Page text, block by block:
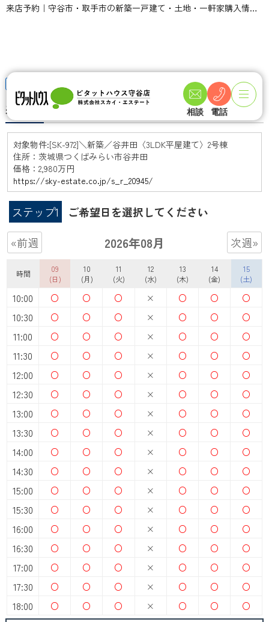
来店予約｜守谷市・取手市の新築一戸建て・土地・一軒家購入情報ならピタットハウス守谷店 スカイ・エステート
相談 電話
来店予約
対象物件:[SK-972]＼新築／谷井田〈3LDK平屋建て〉2号棟
住所：茨城県つくばみらい市谷井田
価格：2,980万円
https://sky-estate.co.jp/s_r_20945/
ステップ1
ご希望日を選択してください
«前週
2026年08月 次週»
時間
10:00
10:30
11:00
11:30
12:00
12:30
13:00
13:30
14:00
14:30
15:00
15:30
16:00
16:30
17:00
17:30
18:00
09
(日)
○
○
○
○
○
○
○
○
○
○
○
○
○
○
○
○
○
10
(月)
○
○
○
○
○
○
○
○
○
○
○
○
○
○
○
○
○
11
(火)
○
○
○
○
○
○
○
○
○
○
○
○
○
○
○
○
○
12
(水)
×
×
×
×
×
×
×
×
×
×
×
×
×
×
×
×
×
13
(木)
○
○
○
○
○
○
○
○
○
○
○
○
○
○
○
○
○
14
(金)
○
○
○
○
○
○
○
○
○
○
○
○
○
○
○
○
○
15
(土)
○
○
○
○
○
○
○
○
○
○
○
○
○
○
○
○
○